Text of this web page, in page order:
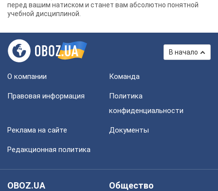
перед вашим натиском и станет вам абсолютно понятной
учебной дисциплиной.
В начало
О компании Команда
Правовая информация
Политика
конфиденциальности
Реклама на сайте Документы
Редакционная политика
OBOZ.UA
Общество